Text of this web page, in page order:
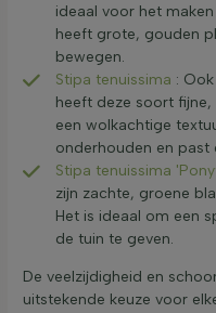
ideaal voor het
heeft grote, gouden
bewegen.
Stipa tenuissima :
heeft deze soort
een wolkachtige
onderhouden en past
Stipa tenuissima
zijn zachte, groene
Het is ideaal om een
de tuin te geven.
De veelzijdigheid en
uitstekende keuze voor